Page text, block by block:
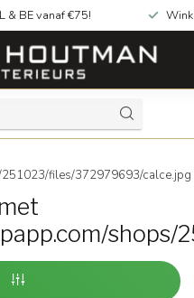
& BE vanaf €75!
files/372979693/calce.jpg